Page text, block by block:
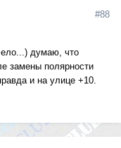
#88
думаю, что
замены полярности
и на улице +10.